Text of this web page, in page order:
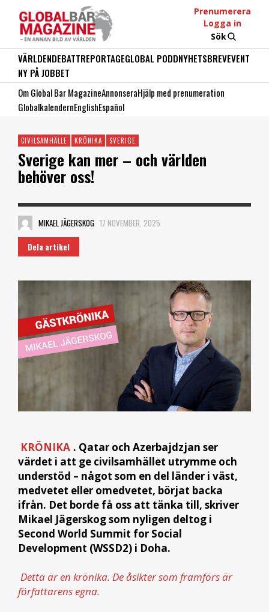
Prenumerera
Logga in
Sök
VÄRLDENDEBATTREPORTAGEGLOBAL PODDNYHETSBREVEVENT
NY PÅ JOBBET
Om Global Bar MagazineAnnonseraHjälp med prenumeration
GlobalkalendernEnglishEspañol
CIVILSAMHÄLLE KRÖNIKA SVERIGE
Sverige kan mer – och världen
behöver oss!
MIKAEL JÄGERSKOG 17 NOVEMBER, 2025
Dela artikel
KRÖNIKA . Qatar och Azerbajdzjan ser
värdet i att ge civilsamhället utrymme och
understöd – något som en del länder i väst,
medvetet eller omedvetet, börjat backa
ifrån. Det borde få oss att tänka till, skriver
Mikael Jägerskog som nyligen deltog i
Second World Summit for Social
Development (WSSD2) i Doha.
Detta är en krönika. De åsikter som framförs är
författarens egna.